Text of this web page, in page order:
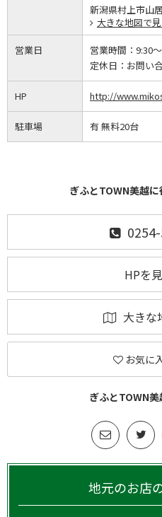
新潟県村上市山
大きな地図で
営業日 営業時間： 9:30
定休日： お問い
HP http://
駐車場 有 無料20台
ぎふとTOWN美越に
HPを
大きな
お気に
ぎふとTOWN
地元のお店